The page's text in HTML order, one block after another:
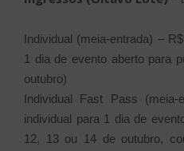
Individual (meia-entrada) –
1 dia de evento aberto para
outubro)
Individual Fast Pass (meia-
individual para 1 dia de
12, 13 ou 14 de outubro,